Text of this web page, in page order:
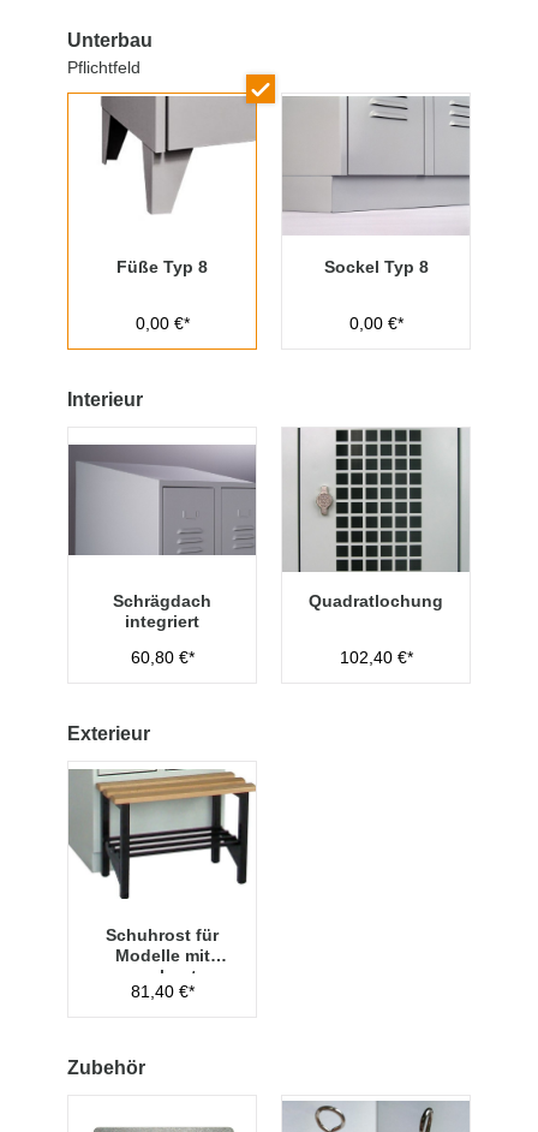
Unterbau
Pflichtfeld
Füße Typ 8
0,00 €*
Sockel Typ 8
0,00 €*
Interieur
Schrägdach
integriert
60,80 €*
Quadratlochung
102,40 €*
Exterieur
Schuhrost für
Modelle mit
vorgebauter
Sitzbank, 4
Abteile
81,40 €*
Zubehör